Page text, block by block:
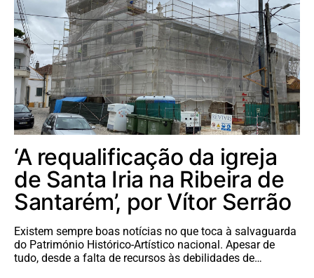
‘A requalificação da igreja
de Santa Iria na Ribeira de
Santarém’, por Vítor Serrão
Existem sempre boas notícias no que toca à salvaguarda
do Património Histórico-Artístico nacional. Apesar de
tudo, desde a falta de recursos às debilidades de…